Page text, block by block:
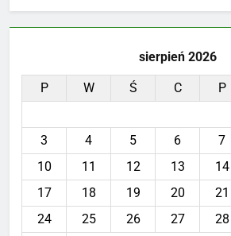
sierpień 2026
P W Ś C P
3
4 5 6 7
10
11 12 13 14
17
18 19 20 21
24
25 26 27 28